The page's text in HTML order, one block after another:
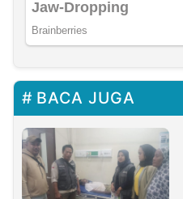
BACA JUGA